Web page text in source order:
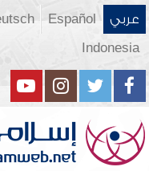
عربي Español
Indonesia